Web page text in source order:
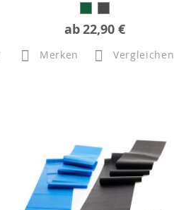
ab22,90 €
Merken Vergleichen